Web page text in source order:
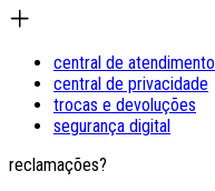
central de atendimento
central de privacidade
trocas e devoluções
segurança digital
reclamações?